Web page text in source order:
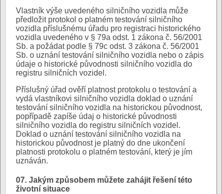
Vlastník výše uvedeného silničního vozidla může
předložit protokol o platném testování silničního
vozidla příslušnému úřadu pro registraci historického
vozidla uvedeného v § 79a odst. 1 zákona č. 56/2001
Sb. a požádat podle § 79c odst. 3 zákona č. 56/2001
Sb. o uznání testování silničního vozidla nebo o zápis
údaje o historické původnosti silničního vozidla do
registru silničních vozidel.
Příslušný úřad ověří platnost protokolu o testování a
vydá vlastníkovi silničního vozidla doklad o uznání
testování silničního vozidla na historickou původnost,
popřípadě zapíše údaj o historické původnosti
silničního vozidla do registru silničních vozidel.
Doklad o uznání testování silničního vozidla na
historickou původnost je platný do dne ukončení
platnosti protokolu o platném testování, který je jím
uznáván.
07. Jakým způsobem můžete zahájit řešení této
životní situace